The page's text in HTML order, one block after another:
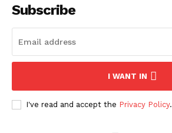
Subscribe
I WANT IN
I've read and accept the Privacy Policy.